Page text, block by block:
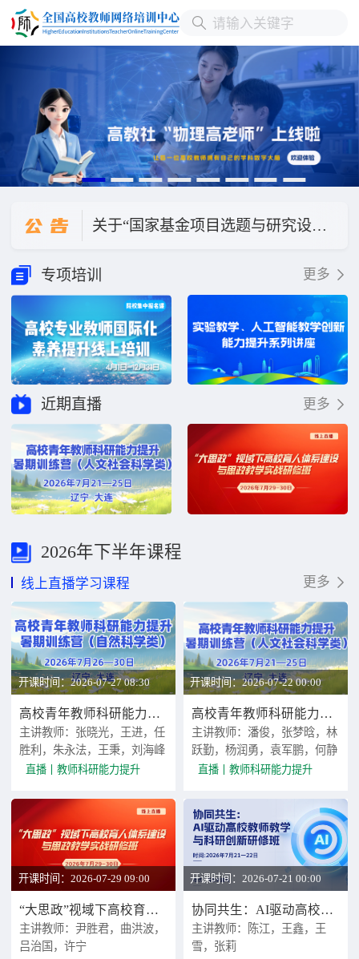
公 告
关于“国家基金项目选题与研究设计”改期举办的公告
专项培训
更多
近期直播 更多
2026年下半年课程
线上直播学习课程 更多
开课时间：2026-07-27 08:30
高校青年教师科研能力提升暑期训练营（自然科学类）
主讲教师：张晓光，王进，任
胜利，朱永法，王秉，刘海峰
直播 教师科研能力提升
开课时间：2026-07-22 00:00
高校青年教师科研能力提升暑期训练营（人文社会科学类）
主讲教师：潘俊，张梦晗，林
跃勤，杨润勇，袁军鹏，何静
直播 教师科研能力提升
开课时间：2026-07-29 09:00
“大思政”视域下高校育人体系建设与思政教学实战研修班
主讲教师：尹胜君，曲洪波，
吕治国，许宁
开课时间：2026-07-21 00:00
协同共生：AI驱动高校教师教学与科研创新研修班
主讲教师：陈江，王鑫，王
雪，张莉